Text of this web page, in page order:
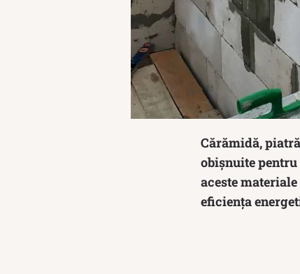
Cărămidă,
obișnuite
aceste
eficiența